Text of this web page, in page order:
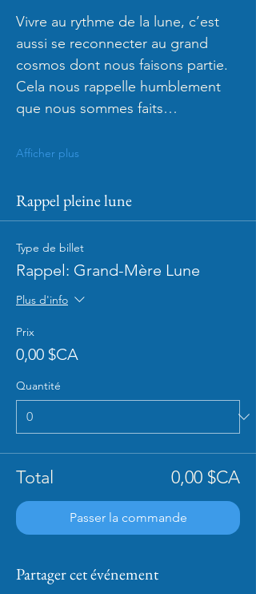
Vivre au rythme de la lune, c’est
aussi se reconnecter au grand
cosmos dont nous faisons partie.
Cela nous rappelle humblement
que nous sommes faits…
Afficher plus
Rappel pleine lune
Type de billet
Rappel: Grand-Mère Lune
Plus d'info
Prix
0,00 $CA
Quantité
Total 0,00 $CA
Passer la commande
Partager cet événement